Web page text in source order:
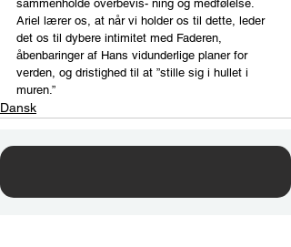
sammenholde overbevis- ning og medfølelse.
Ariel lærer os, at når vi holder os til dette, leder
det os til dybere intimitet med Faderen,
åbenbaringer af Hans vidunderlige planer for
verden, og dristighed til at ”stille sig i hullet i
muren.”
Dansk